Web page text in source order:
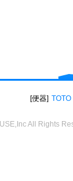
便器 TOTO
All Rights